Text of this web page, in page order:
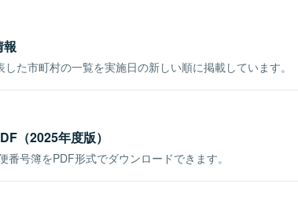
報
た市町村の一覧を実施日の新しい順に掲載しています。
（2025年度版）
番号簿をPDF形式でダウンロードできます。